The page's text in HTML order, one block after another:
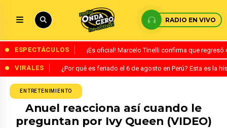
RADIO EN VIVO
ESPECTÁCULOS ¡Es oficial! Marcelo Tinelli confirma que
VIRALES ¿Por qué es feriado el 6 de agosto en Perú? Esta es la
ENTRETENIMIENTO
Anuel reacciona así cuando le
preguntan por Ivy Queen (VIDEO)